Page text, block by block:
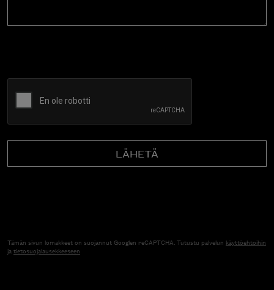
Tämän sivun lomakkeet on suojannut Googlen reCAPTCHA. Tutustu palvelun
käyttöehtoihinjatietosuojalausekkeeseen